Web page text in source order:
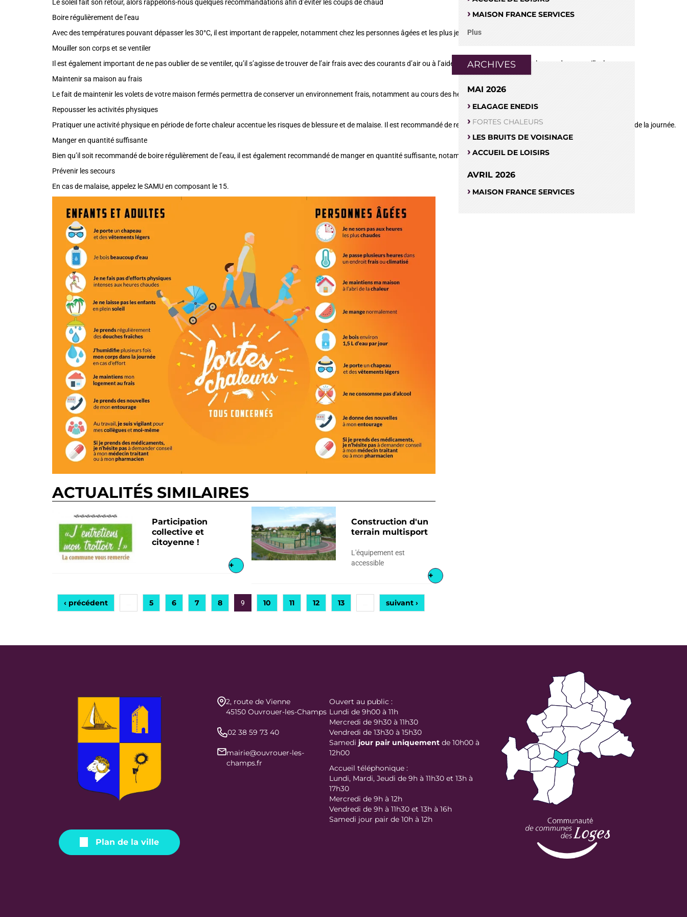
Le soleil fait son retour, alors rappelons-nous quelques recommandations afin d’éviter les coups de chaud
Boire régulièrement de l’eau
Avec des températures pouvant dépasser les 30°C, il est important de rappeler, notamment chez les personnes âgées et les plus jeunes, de boire régulièrement de l’eau.
Mouiller son corps et se ventiler
Il est également important de ne pas oublier de se ventiler, qu’il s’agisse de trouver de l’air frais avec des courants d’air ou à l’aide d’un ventilateur, mais également de se mouiller le corps.
Maintenir sa maison au frais
Le fait de maintenir les volets de votre maison fermés permettra de conserver un environnement frais, notamment au cours des heures les plus chaudes de la journée.
Repousser les activités physiques
Pratiquer une activité physique en période de forte chaleur accentue les risques de blessure et de malaise. Il est recommandé de repousser vos activités lors des périodes les plus fraîches de la journée.
Manger en quantité suffisante
Bien qu’il soit recommandé de boire régulièrement de l’eau, il est également recommandé de manger en quantité suffisante, notamment des fruits et légumes gorgés d’eau.
Prévenir les secours
En cas de malaise, appelez le SAMU en composant le 15.
ACTUALITÉS SIMILAIRES
Participation
collective et
citoyenne !
+
Construction d'un
terrain multisport
L'équipement est
accessible
+
‹ précédent 5 6 7 8 9 10 11 12 13 suivant ›
MAISON FRANCE SERVICES
Plus
ARCHIVES
MAI 2026
ELAGAGE ENEDIS
FORTES CHALEURS
LES BRUITS DE VOISINAGE
ACCUEIL DE LOISIRS
AVRIL 2026
MAISON FRANCE SERVICES
Plan de la ville
2, route de Vienne
45150 Ouvrouer-les-Champs
02 38 59 73 40
mairie@ouvrouer-les-
champs.fr
Ouvert au public :
Lundi de 9h00 à 11h
Mercredi de 9h30 à 11h30
Vendredi de 13h30 à 15h30
Samedi jour pair uniquementde 10h00 à
12h00
Accueil téléphonique :
Lundi, Mardi, Jeudi de 9h à 11h30 et 13h à
17h30
Mercredi de 9h à 12h
Vendredi de 9h à 11h30 et 13h à 16h
Samedi jour pair de 10h à 12h